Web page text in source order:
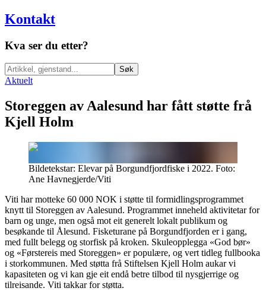
Kontakt
Kva ser du etter?
Søk
Aktuelt
Storeggen av Aalesund har fått støtte frå
Kjell Holm
Bildetekstar: Elevar på Borgundfjordfiske i 2022. Foto:
Ane Havnegjerde/Viti
Viti har motteke 60 000 NOK i støtte til formidlingsprogrammet
knytt til Storeggen av Aalesund. Programmet inneheld aktivitetar for
barn og unge, men også mot eit generelt lokalt publikum og
besøkande til Ålesund. Fisketurane på Borgundfjorden er i gang,
med fullt belegg og storfisk på kroken. Skuleopplegga «God bør»
og «Førstereis med Storeggen» er populære, og vert tidleg fullbooka
i storkommunen. Med støtta frå Stiftelsen Kjell Holm aukar vi
kapasiteten og vi kan gje eit endå betre tilbod til nysgjerrige og
tilreisande. Viti takkar for støtta.